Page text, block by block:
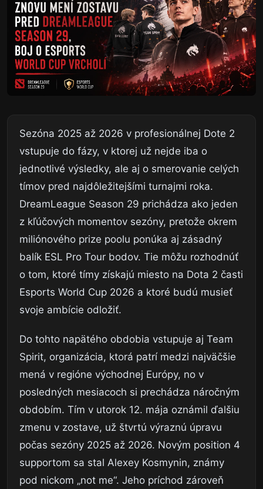
Sezóna 2025 až 2026 v profesionálnej Dote 2
vstupuje do fázy, v ktorej už nejde iba o
jednotlivé výsledky, ale aj o smerovanie celých
tímov pred najdôležitejšími turnajmi roka.
DreamLeague Season 29 prichádza ako jeden
z kľúčových momentov sezóny, pretože okrem
miliónového prize poolu ponúka aj zásadný
balík ESL Pro Tour bodov. Tie môžu rozhodnúť
o tom, ktoré tímy získajú miesto na Dota 2 časti
Esports World Cup 2026 a ktoré budú musieť
svoje ambície odložiť.
Do tohto napätého obdobia vstupuje aj Team
Spirit, organizácia, ktorá patrí medzi najväčšie
mená v regióne východnej Európy, no v
posledných mesiacoch si prechádza náročným
obdobím. Tím v utorok 12. mája oznámil ďalšiu
zmenu v zostave, už štvrtú výraznú úpravu
počas sezóny 2025 až 2026. Novým position 4
supportom sa stal Alexey Kosmynin, známy
pod nickom „not me“. Jeho príchod zároveň